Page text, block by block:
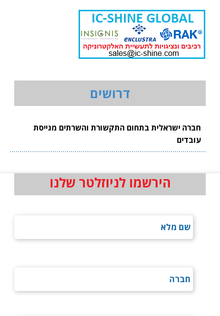
דרושים
חברה ישראלית בתחום התקשורת והשרתים מגייסת
עובדים
הירשמו לניוזלטר שלנו